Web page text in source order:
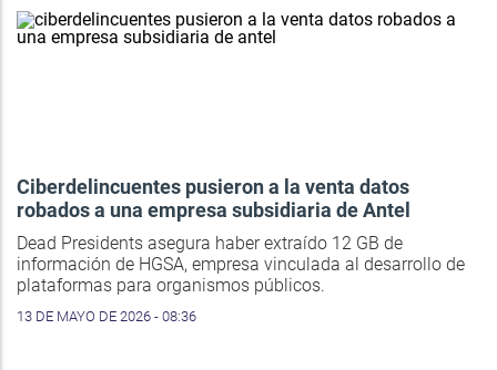
Ciberdelincuentes pusieron a la venta datos
robados a una empresa subsidiaria de Antel
Dead Presidents asegura haber extraído 12 GB de
información de HGSA, empresa vinculada al desarrollo de
plataformas para organismos públicos.
13 DE MAYO DE 2026 - 08:36